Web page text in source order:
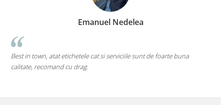
Emanuel Nedelea
Best in town, atat etichetele cat si serviciile sunt de foarte buna
calitate, recomand cu drag.